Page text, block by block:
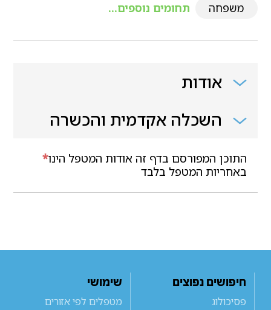
משפחה
תחומים נוספים...
אודות
השכלה אקדמית והכשרה
*התוכן המפורסם בדף זה אודות המטפל הינו
באחריות המטפל בלבד
חיפושים נפוצים
פסיכולוג
שימושי
מטפלים לפי אזורים